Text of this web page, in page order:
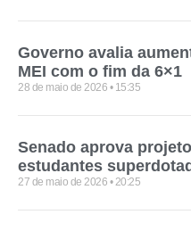
Governo avalia
MEI com o fim da 6×1
28 de maio de 2026 15:35
Senado aprova
estudantes
27 de maio de 2026 20:25